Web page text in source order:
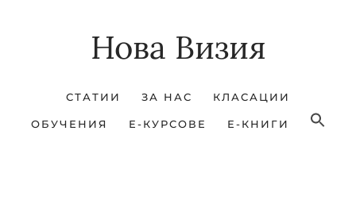
Нова Визия
СТАТИИ ЗА НАС КЛАСАЦИИ
ОБУЧЕНИЯ Е-КУРСОВЕ Е-КНИГИ